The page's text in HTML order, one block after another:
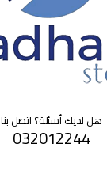
هل لديك أسئلة؟ اتصل بنا
032012244